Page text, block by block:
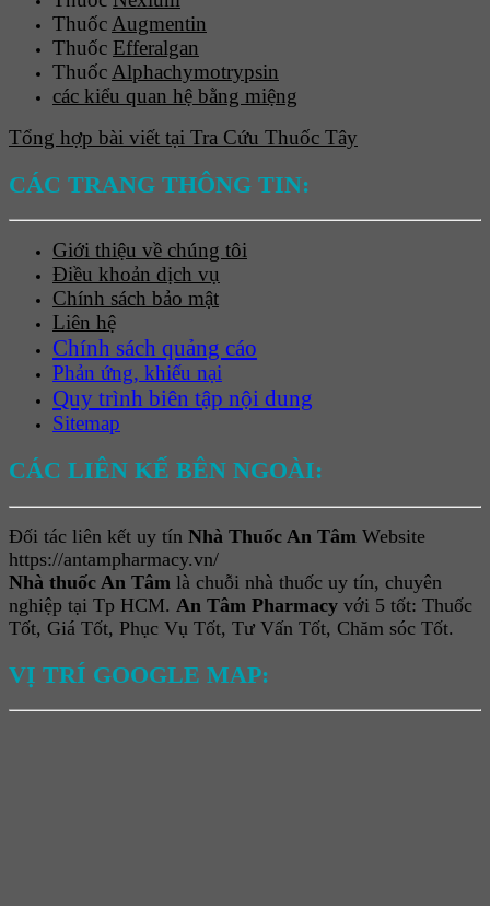
Thuốc Augmentin
Thuốc Efferalgan
Thuốc Alphachymotrypsin
các kiểu quan hệ bằng miệng
Tổng hợp bài viết tại Tra Cứu Thuốc Tây
CÁC TRANG THÔNG TIN:
Giới thiệu về chúng tôi
Điều khoản dịch vụ
Chính sách bảo mật
Liên hệ
Chính sách quảng cáo
Phản ứng, khiếu nại
Quy trình biên tập nội dung
Sitemap
CÁC LIÊN KẾ BÊN NGOÀI:
Đối tác liên kết uy tín Nhà Thuốc An Tâm Website
https://antampharmacy.vn/
Nhà thuốc An Tâm là chuỗi nhà thuốc uy tín, chuyên
nghiệp tại Tp HCM. An Tâm Pharmacy với 5 tốt: Thuốc
Tốt, Giá Tốt, Phục Vụ Tốt, Tư Vấn Tốt, Chăm sóc Tốt.
VỊ TRÍ GOOGLE MAP: